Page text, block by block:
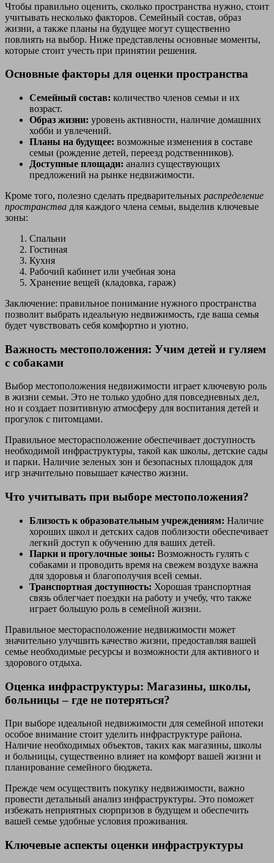
Чтобы правильно оценить, сколько пространства нужно, стоит
учитывать несколько факторов. Семейный состав, образ
жизни, а также планы на будущее могут существенно
повлиять на выбор. Ниже представлены основные моменты,
которые стоит учесть при принятии решения.
Основные факторы для оценки пространства
Семейный состав: количество членов семьи и их
возраст.
Образ жизни: уровень активности, наличие домашних
хобби и увлечений.
Планы на будущее: возможные изменения в составе
семьи (рождение детей, переезд родственников).
Доступные площади: анализ существующих
предложений на рынке недвижимости.
Кроме того, полезно сделать предварительных распределение
пространства для каждого члена семьи, выделив ключевые
зоны:
Спальни
Гостиная
Кухня
Рабочий кабинет или учебная зона
Хранение вещей (кладовка, гараж)
Заключение: правильное понимание нужного пространства
позволит выбрать идеальную недвижимость, где ваша семья
будет чувствовать себя комфортно и уютно.
Важность местоположения: Учим детей и гуляем
с собаками
Выбор местоположения недвижимости играет ключевую роль
в жизни семьи. Это не только удобно для повседневных дел,
но и создает позитивную атмосферу для воспитания детей и
прогулок с питомцами.
Правильное месторасположение обеспечивает доступность
необходимой инфраструктуры, такой как школы, детские сады
и парки. Наличие зеленых зон и безопасных площадок для
игр значительно повышает качество жизни.
Что учитывать при выборе местоположения?
Близость к образовательным учреждениям: Наличие
хороших школ и детских садов поблизости обеспечивает
легкий доступ к обучению для ваших детей.
Парки и прогулочные зоны: Возможность гулять с
собаками и проводить время на свежем воздухе важна
для здоровья и благополучия всей семьи.
Транспортная доступность: Хорошая транспортная
связь облегчает поездки на работу и учебу, что также
играет большую роль в семейной жизни.
Правильное месторасположение недвижимости может
значительно улучшить качество жизни, предоставляя вашей
семье необходимые ресурсы и возможности для активного и
здорового отдыха.
Оценка инфраструктуры: Магазины, школы,
больницы – где не потеряться?
При выборе идеальной недвижимости для семейной ипотеки
особое внимание стоит уделить инфраструктуре района.
Наличие необходимых объектов, таких как магазины, школы
и больницы, существенно влияет на комфорт вашей жизни и
планирование семейного бюджета.
Прежде чем осуществить покупку недвижимости, важно
провести детальный анализ инфраструктуры. Это поможет
избежать неприятных сюрпризов в будущем и обеспечить
вашей семье удобные условия проживания.
Ключевые аспекты оценки инфраструктуры